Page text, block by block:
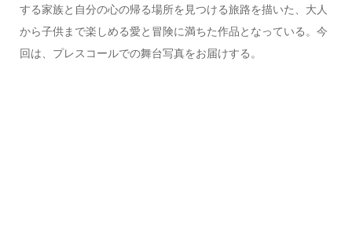
する家族と自分の心の帰る場所を見つける旅路を描いた、大人
から子供まで楽しめる愛と冒険に満ちた作品となっている。今
回は、プレスコールでの舞台写真をお届けする。